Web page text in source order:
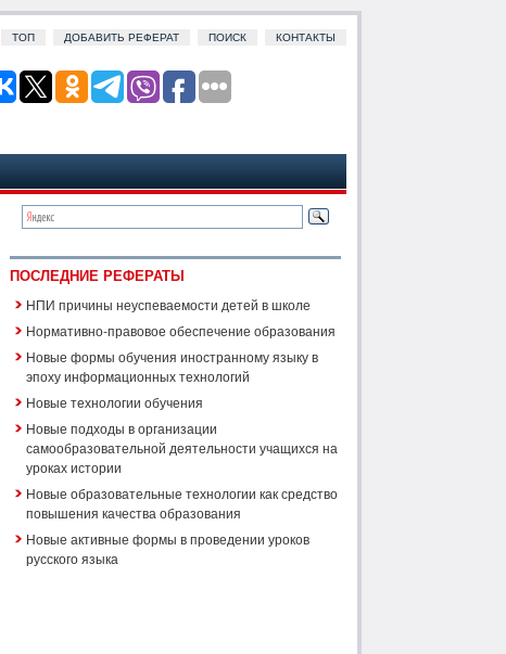
ТОП ДОБАВИТЬ РЕФЕРАТ ПОИСК КОНТАКТЫ
ПОСЛЕДНИЕ РЕФЕРАТЫ
НПИ причины неуспеваемости детей в школе
Нормативно-правовое обеспечение образования
Новые формы обучения иностранному языку в
эпоху информационных технологий
Новые технологии обучения
Новые подходы в организации
самообразовательной деятельности учащихся на
уроках истории
Новые образовательные технологии как средство
повышения качества образования
Новые активные формы в проведении уроков
русского языка